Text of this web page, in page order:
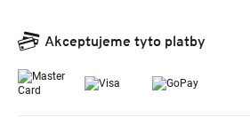
Akceptujeme tyto platby